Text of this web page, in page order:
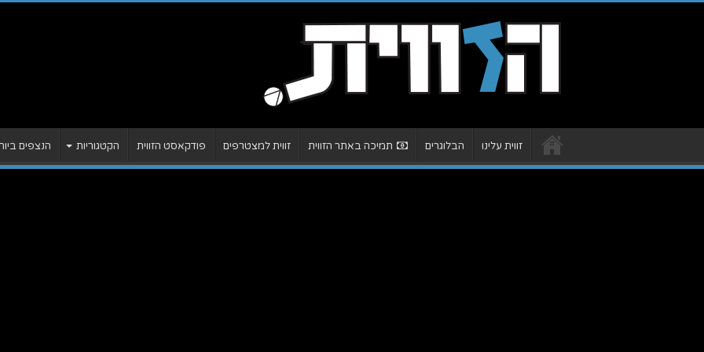
זווית עלינו הבלוגרים תמיכה באתר הזווית זווית למצטרפים פודקאסט הזווית הקטגוריות הנצפים